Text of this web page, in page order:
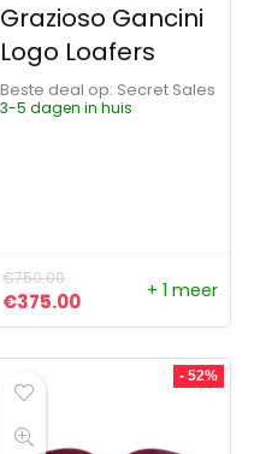
Grazioso Gancini
Logo Loafers
Beste deal op:
Secret Sales
3-5 dagen in huis
€750.00
Oorspronkelijke prijs was:
€375.00Huidige prijs is:
+ 1 meer
- 52%